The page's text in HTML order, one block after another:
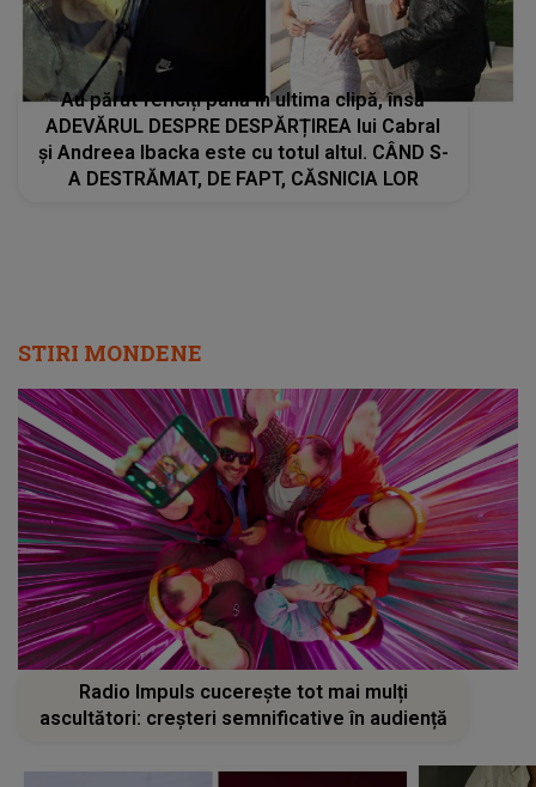
Au părut fericiți până în ultima clipă, însă
ADEVĂRUL DESPRE DESPĂRȚIREA lui Cabral
și Andreea Ibacka este cu totul altul. CÂND S-
A DESTRĂMAT, DE FAPT, CĂSNICIA LOR
STIRI MONDENE
Radio Impuls cucerește tot mai mulți
ascultători: creșteri semnificative în audiență